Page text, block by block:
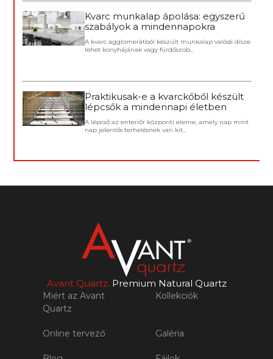
Kvarc munkalap ápolása: egyszerű
szabályok a mindennapokra
A kvarc agglomerátból készült munkalap valódi dísze
lehet konyhájának vagy fürdőszob...
Praktikusak-e a kvarckőből készült
lépcsők a mindennapi életben
A lépcső az enteriőr központi eleme, amely nap mint
nap jelentős terhelésnek van kit...
Avant Quartz. Premium Natural Quartz
Miért az Avant
Quartz
Kollekciók
Online tervező Galéria